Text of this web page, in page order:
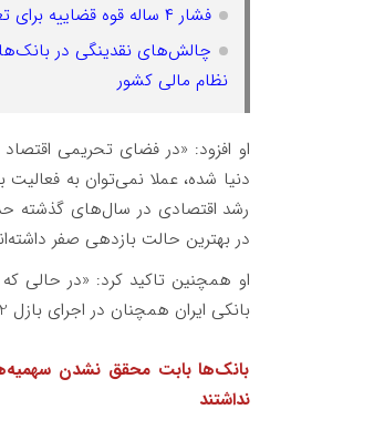
فشار ۴ ساله قوه قضاییه برای تعیین و تکلیف بانک آینده!
چالش‌های نقدینگی در
نظام مالی کشور
او افزود: «در فضای تحریمی
دنیا شده، عملا نمی‌توان به
رشد اقتصادی در سال‌های گذشته
در بهترین حالت بازدهی صفر
بانکی ایران همچنان در اجرای بازل 2 ناتوان است و حتی زیرساخت لازم برای آن را نیز ندارد.»
بانک‌ها بابت محقق نشدن
نداشتند